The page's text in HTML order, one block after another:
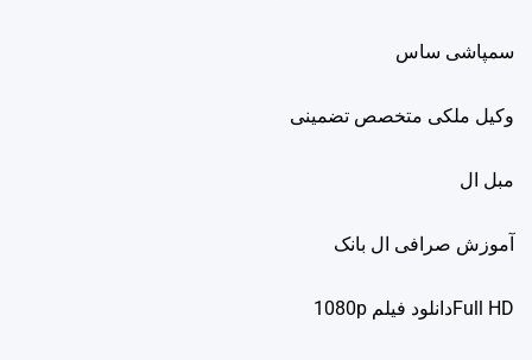
سمپاشی ساس
وکیل ملکی متخصص تضمینی
مبل ال
آموزش صرافی ال بانک
Full HDدانلود فيلم 1080p